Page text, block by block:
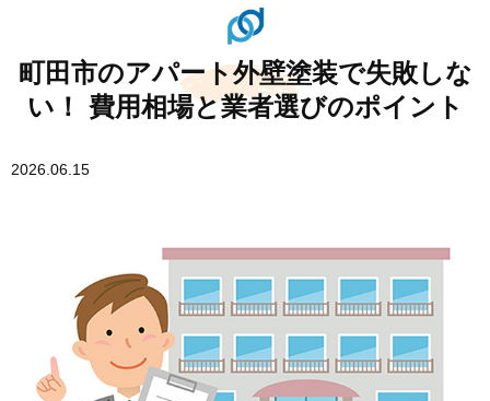
町田市のアパート外壁塗装で失敗しな
い！ 費用相場と業者選びのポイント
2026.06.15